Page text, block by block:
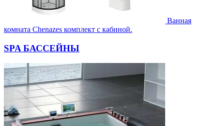
Ванная
комната Chenazes комплект с кабиной.
SPA БАССЕЙНЫ